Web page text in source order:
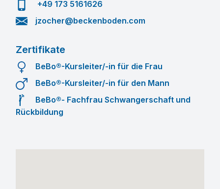
+49 173 5161626
jzocher@beckenboden.com
Zertifikate
BeBo®-Kursleiter/-in für die Frau
BeBo®-Kursleiter/-in für den Mann
BeBo®- Fachfrau Schwangerschaft und
Rückbildung